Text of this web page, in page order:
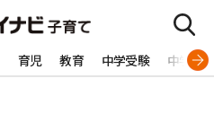
育児 教育 中学受験 中学生